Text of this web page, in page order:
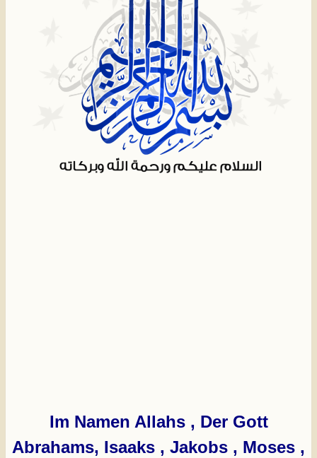
Im Namen Allahs , Der Gott
Abrahams, Isaaks , Jakobs , Moses ,